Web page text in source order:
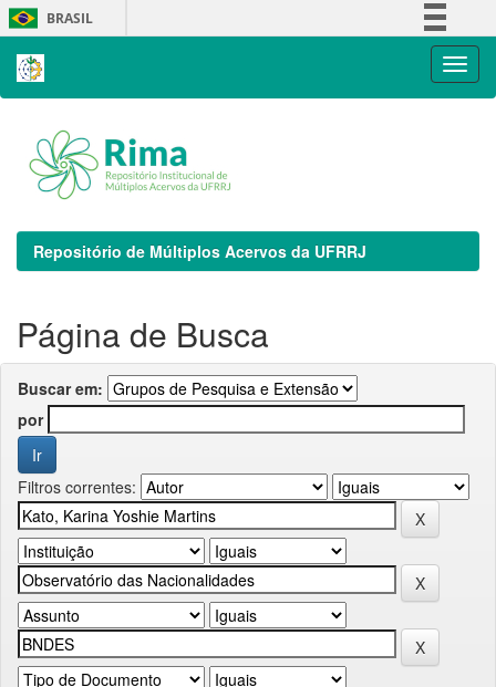
Skip
navigation
BRASIL
Repositório de Múltiplos Acervos da UFRRJ
Página de Busca
Buscar em:
por
Filtros correntes: